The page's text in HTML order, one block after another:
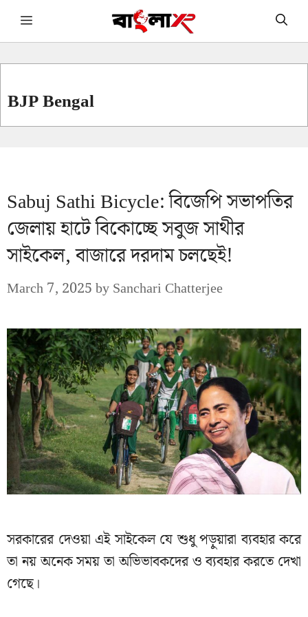
Skip Menu
BJP Bengal
Sabuj Sathi Bicycle: বিজেপি সভাপতির
জেলায় হাটে বিকোচ্ছে সবুজ সাথীর
সাইকেল, বাজারে দরদাম চলছেই!
March 7, 2025bySanchari Chatterjee
সরকারের দেওয়া এই সাইকেল যে শুধু পড়ুয়ারা ব্যবহার করে
তা নয় অনেক সময় তা অভিভাবকদের ও ব্যবহার করতে দেখা
গেছে।